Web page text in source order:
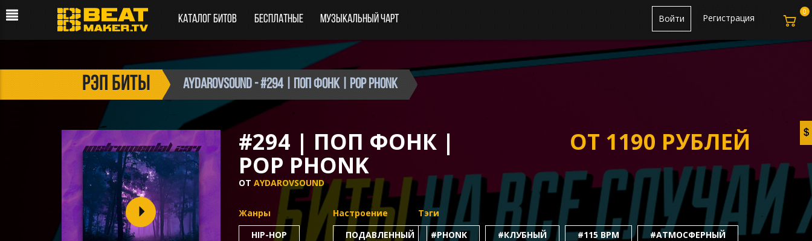
Каталог битов Бесплатные Музыкальный чарт Регистрация
Войти
рэп биты aydarovsound - #294 | Поп фонк | Pop phonk
#294 | ПОП ФОНК |
POP PHONK
ОТ AYDAROVSOUND
ОТ 1190 РУБЛЕЙ
Жанры
HIP-HOP
Настроение
ПОДАВЛЕННЫЙ
Тэги
#PHONK
#КЛУБНЫЙ #115 BPM #АТМОСФЕРНЫЙ
0